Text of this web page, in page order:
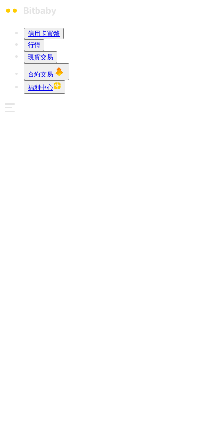
信用卡買幣
行情
現貨交易
合約交易
福利中心